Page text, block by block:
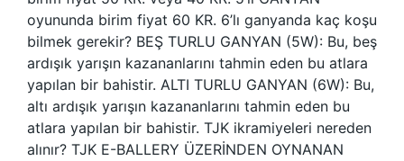
oyununda birim fiyat 60 KR. 6’lı ganyanda kaç koşu
bilmek gerekir? BEŞ TURLU GANYAN (5W): Bu, beş
ardışık yarışın kazananlarını tahmin eden bu atlara
yapılan bir bahistir. ALTI TURLU GANYAN (6W): Bu,
altı ardışık yarışın kazananlarını tahmin eden bu
atlara yapılan bir bahistir. TJK ikramiyeleri nereden
alınır? TJK E-BALLERY ÜZERİNDEN OYNANAN